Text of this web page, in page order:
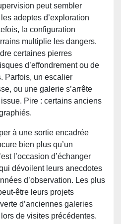
peut sembler
adeptes d’exploration
la configuration
multiplie les dangers.
certaines pierres
d’effondrement ou de
Parfois, un escalier
ou une galerie s’arrête
Pire : certains anciens
à une sortie encadrée
bien plus qu’un
l’occasion d’échanger
dévoilent leurs anecdotes
d’observation. Les plus
être leurs projets
d’anciennes galeries
de visites précédentes.